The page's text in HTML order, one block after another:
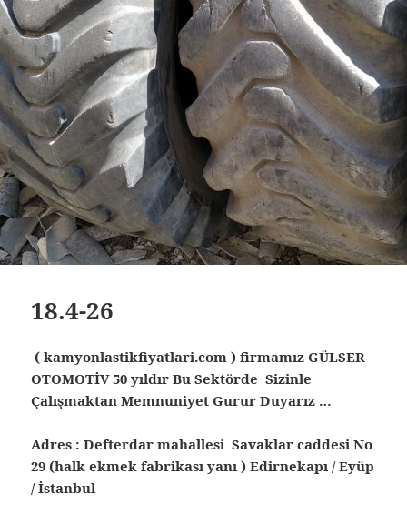
18.4-26
( kamyonlastikfiyatlari.com ) firmamız GÜLSER
OTOMOTİV 50 yıldır Bu Sektörde Sizinle
Çalışmaktan Memnuniyet Gurur Duyarız …
Adres : Defterdar mahallesi Savaklar caddesi No
29 (halk ekmek fabrikası yanı ) Edirnekapı / Eyüp
/ İstanbul